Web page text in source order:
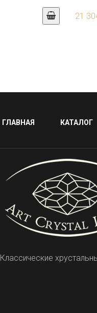
21
ГЛАВНАЯ КАТАЛОГ
Классические